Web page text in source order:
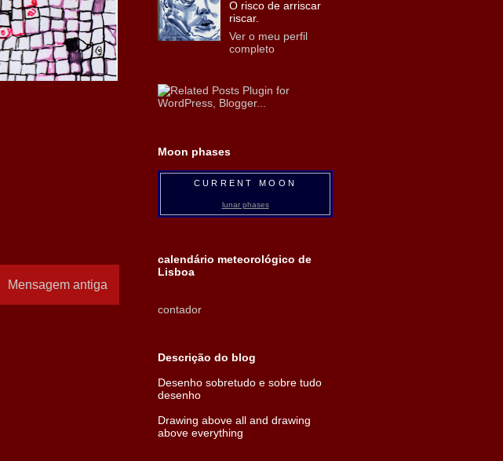
Mensagem antiga
O risco de arriscar
riscar.
Ver o meu perfil
completo
Moon phases
CURRENT MOON
lunar phases
calendário meteorológico de
Lisboa
contador
Descrição do blog
Desenho sobretudo e sobre tudo
desenho
Drawing above all and drawing
above everything